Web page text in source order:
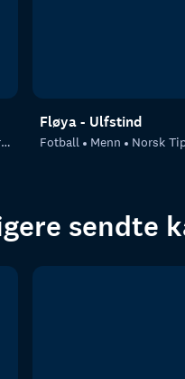
Fløya - Ulfstind
Fotball Menn Norsk
sendte